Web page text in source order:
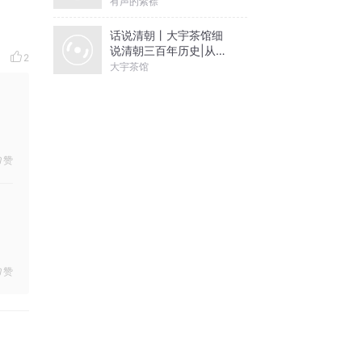
2
赞
赞
话说清朝丨大宇茶馆细
说清朝三百年历史|从努
尔哈赤到末代皇帝溥仪|
大宇茶馆